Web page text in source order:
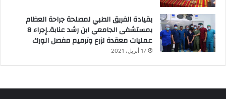
بقيادة الفريق الطبي لمصلحة جراحة العظام
بمستشفى الجامعي ابن رشد عنابة..إجراء 8
عمليات معقدة لزرع وترميم مفصل الورك
17 أبريل، 2021